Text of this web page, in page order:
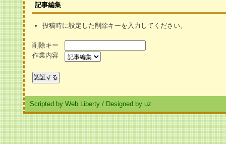
記事編集
投稿時に設定した削除キーを入力してください。
削除キー
作業内容
Scripted by Web Liberty / Designed by uz